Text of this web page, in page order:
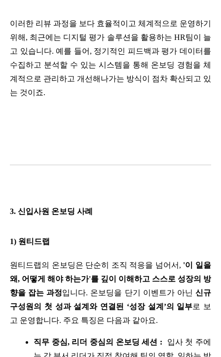
이러한 리뷰 과정을 보다 효율적이고 체계적으로 운영하기
위해, 최근에는 디지털 평가 솔루션을 활용하는 HR팀이 늘
고 있습니다. 예를 들어, 정기적인 피드백과 평가 데이터를
수집하고 분석할 수 있는 시스템을 통해 온보딩 경험을 체
계적으로 관리하고 개선해나가는 방식이 점차 확산되고 있
는 것이죠.
3. 신입사원 온보딩 사례
1) 원티드랩
원티드랩의 온보딩은 단순히 조직 적응을 넘어서, '이 일을
왜, 어떻게 해야 하는가'를 깊이 이해하고 스스로 성장의 방
향을 잡는 과정입니다. 온보딩을 단기 이벤트가 아닌 신규
구성원의 첫 성과 설계와 연결된 ‘성장 설계’의 일부로 보
고 운영합니다. 주요 특징은 다음과 같아요.
직무 중심, 리더 중심의 온보딩 세션 : 입사 첫 주에